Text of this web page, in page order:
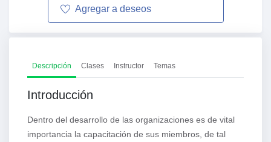
Agregar a deseos
Descripción Clases Instructor Temas
Introducción
Dentro del desarrollo de las organizaciones es de vital
importancia la capacitación de sus miembros, de tal